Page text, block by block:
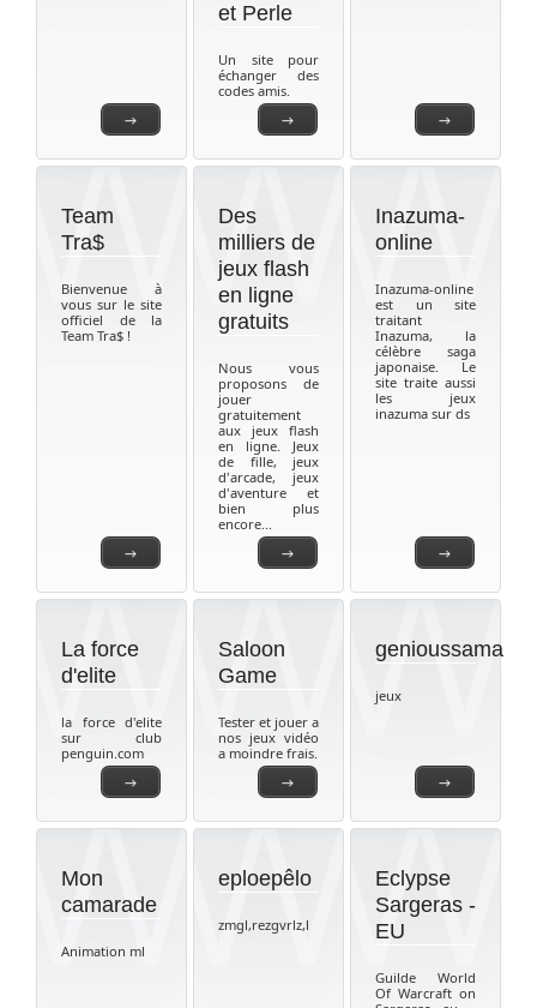
→ →
et Perle
Un site pour
échanger des
codes amis.
→
→
Team
Tra$
Bienvenue à
vous sur le site
officiel de la
Team Tra$ !
→
Des
milliers de
jeux flash
en ligne
gratuits
Nous vous
proposons de
jouer
gratuitement
aux jeux flash
en ligne. Jeux
de fille, jeux
d'arcade, jeux
d'aventure et
bien plus
encore...
→
Inazuma-
online
Inazuma-online
est un site
traitant
Inazuma, la
célèbre saga
japonaise. Le
site traite aussi
les jeux
inazuma sur ds
→
La force
d'elite
la force d'elite
sur club
penguin.com
→
Saloon
Game
Tester et jouer a
nos jeux vidéo
a moindre frais.
→
genioussama
jeux
Mon
camarade
Animation ml
eploepêlo
zmgl,rezgvrlz,l
Eclypse
Sargeras -
EU
Guilde World
Of Warcraft on